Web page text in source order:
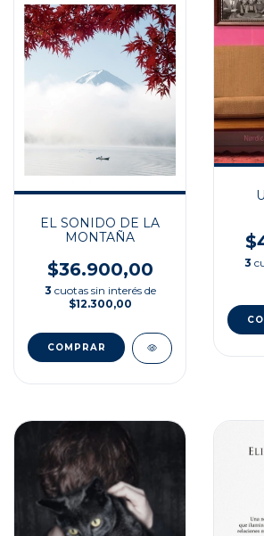
EL SONIDO DE LA
MONTAÑA
$36.900,00
3 cuotas sin interés de
$12.300,00
3